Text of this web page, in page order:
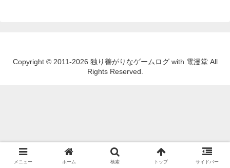
Copyright © 2011-2026 独り善がりなゲームログ with 電漫堂 All
Rights Reserved.
メニュー ホーム 検索 トップ サイドバー